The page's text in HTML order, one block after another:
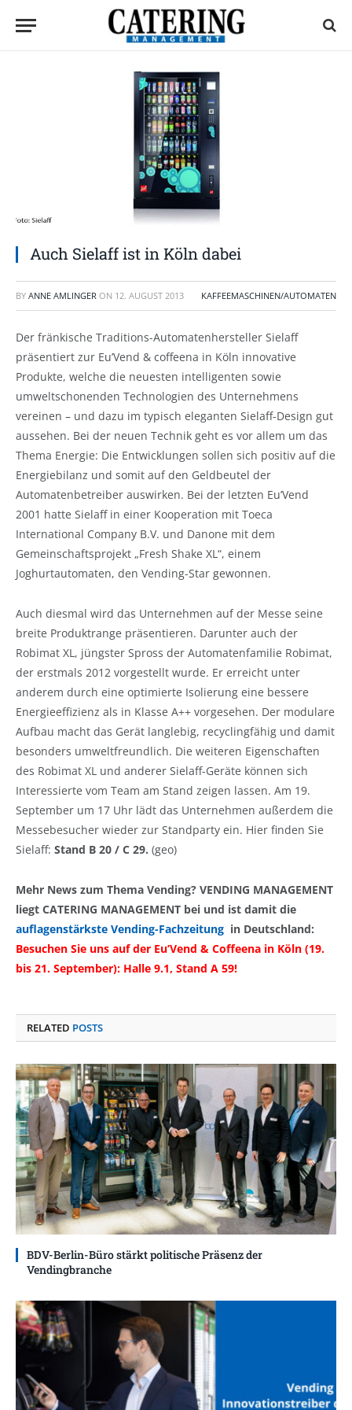
Auch Sielaff ist in Köln dabei
BY ANNE AMLINGER ON 12. AUGUST 2013 KAFFEEMASCHINEN/AUTOMATEN
Der fränkische Traditions-Automatenhersteller Sielaff
präsentiert zur Eu’Vend & coffeena in Köln innovative
Produkte, welche die neuesten intelligenten sowie
umweltschonenden Technologien des Unternehmens
vereinen – und dazu im typisch eleganten Sielaff-Design gut
aussehen. Bei der neuen Technik geht es vor allem um das
Thema Energie: Die Entwicklungen sollen sich positiv auf die
Energiebilanz und somit auf den Geldbeutel der
Automatenbetreiber auswirken. Bei der letzten Eu’Vend
2001 hatte Sielaff in einer Kooperation mit Toeca
International Company B.V. und Danone mit dem
Gemeinschaftsprojekt „Fresh Shake XL“, einem
Joghurtautomaten, den Vending-Star gewonnen.
Auch diesmal wird das Unternehmen auf der Messe seine
breite Produktrange präsentieren. Darunter auch der
Robimat XL, jüngster Spross der Automatenfamilie Robimat,
der erstmals 2012 vorgestellt wurde. Er erreicht unter
anderem durch eine optimierte Isolierung eine bessere
Energieeffizienz als in Klasse A++ vorgesehen. Der modulare
Aufbau macht das Gerät langlebig, recyclingfähig und damit
besonders umweltfreundlich. Die weiteren Eigenschaften
des Robimat XL und anderer Sielaff-Geräte können sich
Interessierte vom Team am Stand zeigen lassen. Am 19.
September um 17 Uhr lädt das Unternehmen außerdem die
Messebesucher wieder zur Standparty ein. Hier finden Sie
Sielaff: Stand B 20 / C 29. (geo)
Mehr News zum Thema Vending? VENDING MANAGEMENT
liegt CATERING MANAGEMENT bei und ist damit die
auflagenstärkste Vending-Fachzeitung in Deutschland:
Besuchen Sie uns auf der Eu’Vend & Coffeena in Köln (19.
bis 21. September): Halle 9.1, Stand A 59!
RELATED POSTS
BDV-Berlin-Büro stärkt politische Präsenz der
Vendingbranche